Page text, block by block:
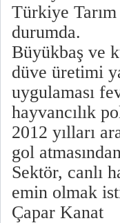
Türkiye
durumda.
Büyükbaş ve
düve üretimi
uygulaması
hayvancılık
2012 yılları
gol
Sektör, canlı
emin olmak
Çapar Kanat